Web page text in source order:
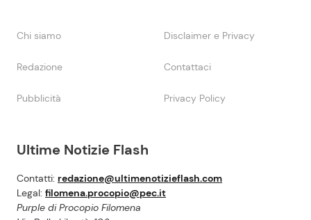
Ultime Notizie Flash
Contatti: redazione@ultimenotizieflash.com
Legal: filomena.procopio@pec.it
Purple di Procopio Filomena
Chi siamo Disclaimer e Privacy
Redazione Contattaci
Pubblicità Privacy Policy